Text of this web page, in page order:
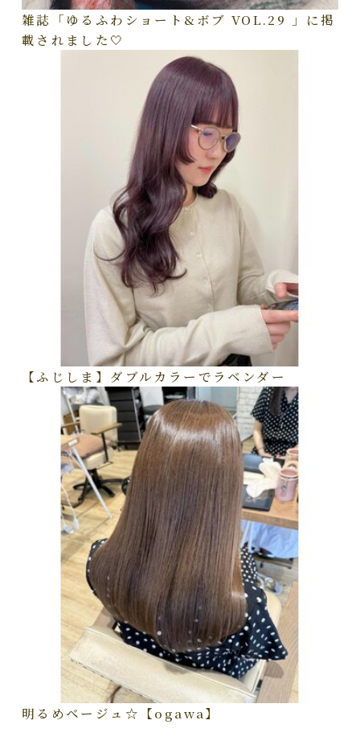
雑誌「ゆるふわショート&ボブ VOL.29 」に掲
載されました🤍
【ふじしま】ダブルカラーでラベンダー
明るめベージュ☆【ogawa】